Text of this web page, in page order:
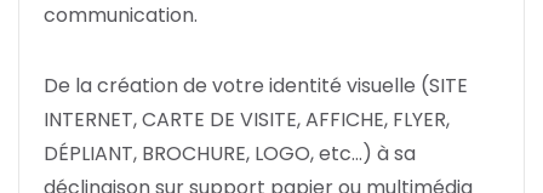
communication.
De la création de votre identité visuelle (SITE
INTERNET, CARTE DE VISITE, AFFICHE, FLYER,
DÉPLIANT, BROCHURE, LOGO, etc…) à sa